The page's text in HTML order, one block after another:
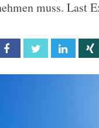
muss. Last
Facebook Twitter Linkedin